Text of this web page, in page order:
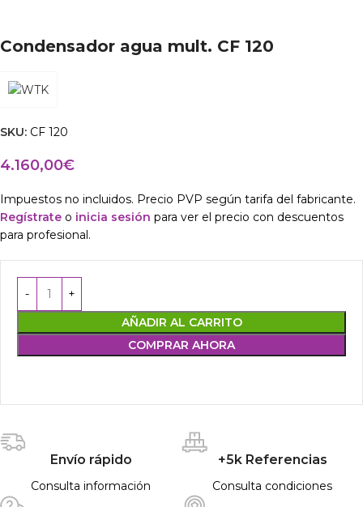
Condensador agua mult. CF 120
SKU: CF 120
4.160,00€
Impuestos no incluidos. Precio PVP según tarifa del fabricante.
Regístrate o inicia sesión para ver el precio con descuentos
para profesional.
AÑADIR AL CARRITO
COMPRAR AHORA
Envío rápido
Consulta información
+5k Referencias
Consulta condiciones